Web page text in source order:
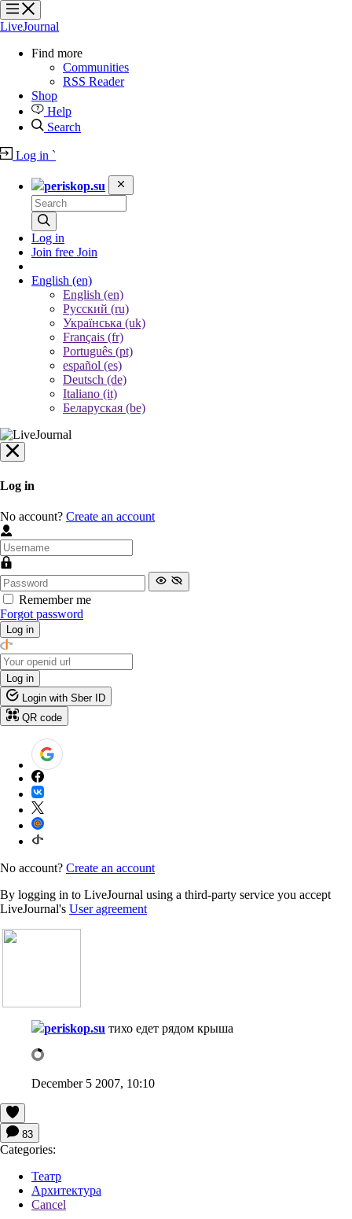
?
?
LiveJournal
Find more
Communities
RSS Reader
Shop
Help
Search
Log in `
periskop.su
Log in
Join free Join
English (en)
English (en)
Русский (ru)
Українська (uk)
Français (fr)
Português (pt)
español (es)
Deutsch (de)
Italiano (it)
Беларуская (be)
Log in
No account? Create an account
Remember me
Forgot password
Log in
Log in
Login with Sber ID
QR code
No account? Create an account
By logging in to LiveJournal using a third-party service you accept
LiveJournal's User agreement
periskop.su тихо едет рядом крыша
December 5 2007, 10:10
83
Categories:
Театр
Архитектура
Cancel